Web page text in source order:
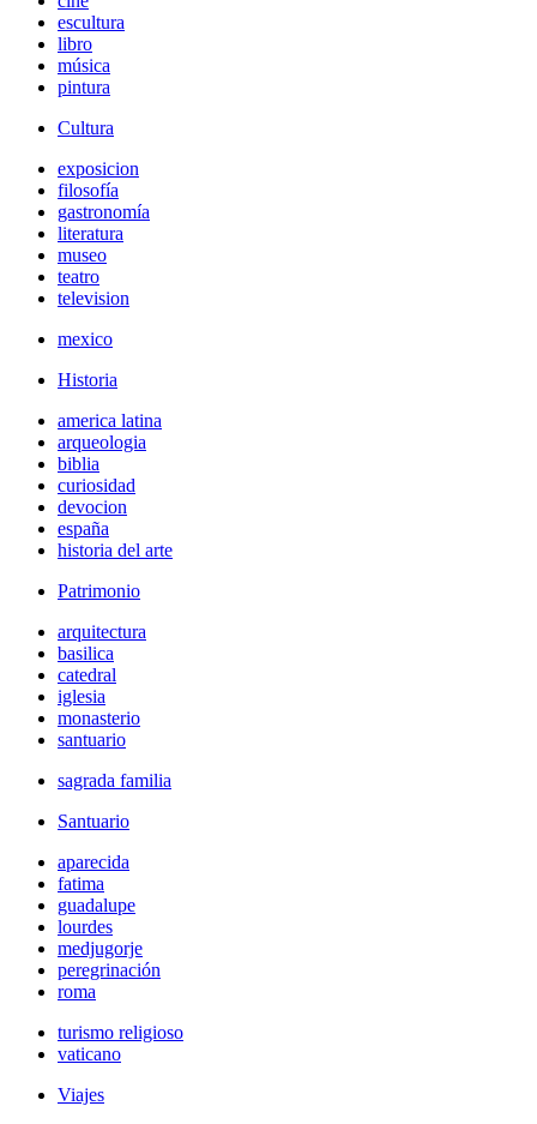
escultura
libro
música
pintura
Cultura
exposicion
filosofía
gastronomía
literatura
museo
teatro
television
mexico
Historia
america latina
arqueologia
biblia
curiosidad
devocion
españa
historia del arte
Patrimonio
arquitectura
basilica
catedral
iglesia
monasterio
santuario
sagrada familia
Santuario
aparecida
fatima
guadalupe
lourdes
medjugorje
peregrinación
roma
turismo religioso
vaticano
Viajes